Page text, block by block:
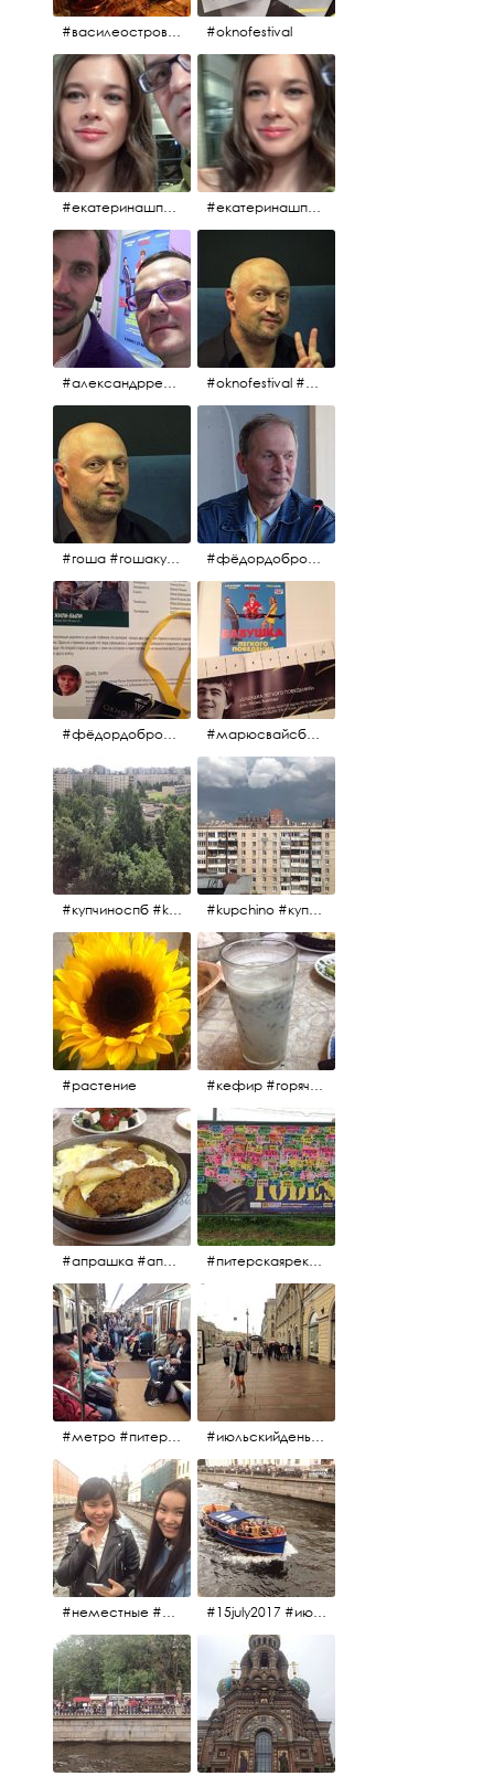
#василеостровское #синяяборода #пиво #пивовобла #вобла #рыба #oknofestival
#екатеринашпица #шпица @ekaterinashpitsa #екатеринашпица #шпица @ekaterinashpitsa
#александрревва #ревва #артурпирожков #бабушкалегкогоповедения @arthurpirozhkov #oknofestival #gosha #гошакуценко
#гоша #гошакуценко #oknofestival #фёдордобронравов #кино #хорошеекино #жилибыли
#фёдордобронравов #эдуардпарри #жилибыли #иринарозанова #марюсвайсберг #александрревва #глюкоза #любовьвбольшомгороде #ххvфестивальроссийскогокино
#купчиноспб #kupchino #kupchino #купчиноспб
#растение #кефир #горячийкефир #национальноеблюдо #лаваш #вкусно
#апрашка #апраксиндвор #кафенаапрашке #куринаякотлетанасковороде #сковородка #кафедлясвоих #питерскаяреклама #todes #куколки #окраинапитера #фрунзенскийрайон
#метро #питерскоеметро #невскаялиния #июльскийдень2017 #15july2017 #невский
#неместные #июльскийдень2017 #15july2017 #июльскийдень2017 #катерок #bonfire